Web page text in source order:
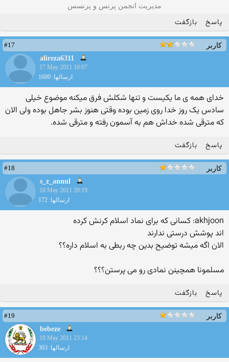
مدیریت انجمن پرنس و پرنسس
پاسخ بازگفت
کاربر
#17
alireza6311
17 May 2011 10:07
ارسالها: 1609
خدای همه ی ما یکیست و تنها شکلش فرق میکنه موضوع خیلی
سادس یک روز خدا روی زمین بوده وقتی هنوز بشر جاهل بوده ولی الان
که مترقی شده خداش هم به آسمون رفته و مترقی شده.
پاسخ بازگفت
کاربر
#18
s_z_annul
18 May 2011 20:19
ارسالها: 172
akhjoon: كسانی كه برای نماد اسلام كرنش كرده
اند پوشش درستی ندارند
الان اگه میشه توضیح بدین چه ربطی به اسلام داره؟؟
مسلمونا همچینن نمادی رو می پرستن؟؟؟
پاسخ بازگفت
کاربر
#19
bebeze
18 May 2011 23:14
ارسالها: 303